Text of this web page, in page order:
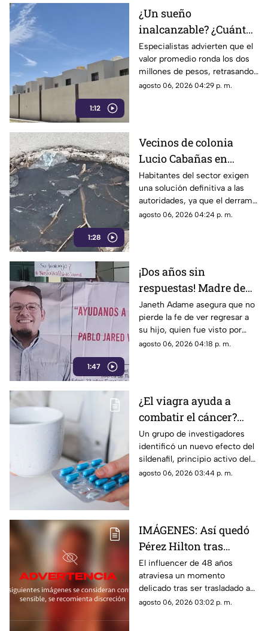
1:12
¿Un sueño
inalcanzable? ¿Cuánto
cuesta comprar una
casa en La Laguna?
Especialistas advierten que el
valor promedio ronda los dos
millones de pesos, retrasando
considerablemente la edad en
agosto 06, 2026 04:29 p. m.
1:28
Vecinos de colonia
Lucio Cabañas en
Lerdo exigen a SAPAL
reparar constante brote
de aguas negras
Habitantes del sector exigen
una solución definitiva a las
autoridades, ya que el derrame
representa un grave foco de
agosto 06, 2026 04:24 p. m.
1:47
¡Dos años sin
respuestas! Madre de
Pablo Jared mantiene
la esperanza de
encontrarlo con vida
Janeth Adame asegura que no
pierde la fe de ver regresar a
su hijo, quien fue visto por
última vez el 30 de julio de
agosto 06, 2026 04:18 p. m.
¿El viagra ayuda a
combatir el cáncer?
Estudio revela que
podría frenar la
metástasis
Un grupo de investigadores
identificó un nuevo efecto del
sildenafil, principio activo del
viagra, que podría cambiar su
agosto 06, 2026 03:44 p. m.
IMÁGENES: Así quedó
Pérez Hilton tras
agresiones durante en
vivo de TikTok
El influencer de 48 años
atraviesa un momento
delicado tras ser trasladado a
un hospital por cuerpos de
agosto 06, 2026 03:02 p. m.